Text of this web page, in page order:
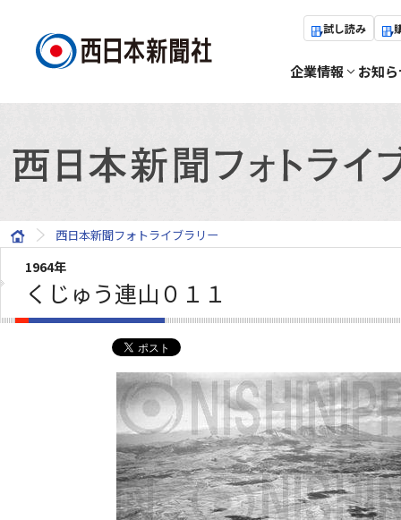
試し読み
企業情報 お知
西日本新聞フォトライブラリー
1964年
くじゅう連山０１１